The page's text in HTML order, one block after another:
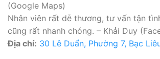
(Google Maps)
Nhân viên rất dễ thương, tư vấn tận
cũng rất nhanh chóng. – Khải Duy
Địa chỉ: 30 Lê Duẩn, Phường 7, Bạc